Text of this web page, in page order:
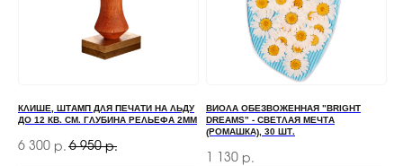
КЛИШЕ, ШТАМП ДЛЯ ПЕЧАТИ НА ЛЬДУ
ДО 12 КВ. СМ. ГЛУБИНА РЕЛЬЕФА 2ММ
6 300 р. 6 950 р.
ВИОЛА ОБЕЗВОЖЕННАЯ "BRIGHT
DREAMS" - СВЕТЛАЯ МЕЧТА
(РОМАШКА), 30 ШТ.
1 130 р.